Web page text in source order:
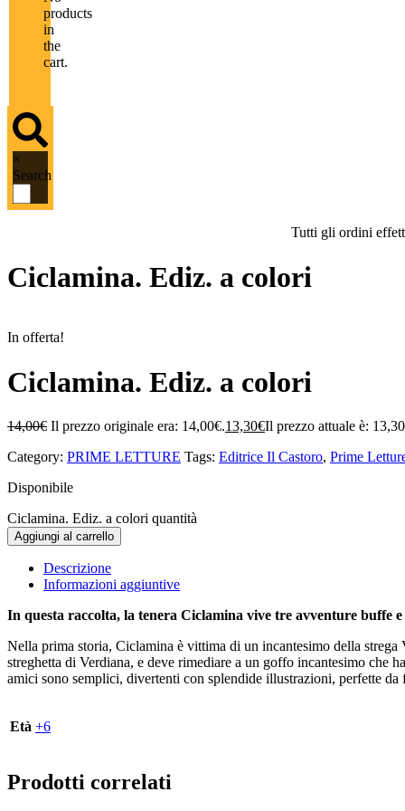
products
in
the
cart.
×
Search
Tutti gli ordini
Ciclamina. Ediz. a colori
In offerta!
Ciclamina. Ediz. a colori
14,00€ Il prezzo originale era: 14,00€.13,30€Il prezzo attuale è:
Category: PRIME LETTURE Tags: Editrice Il Castoro, Prime
Disponibile
Ciclamina. Ediz. a colori quantità
Aggiungi al carrello
Descrizione
Informazioni aggiuntive
In questa raccolta, la tenera Ciclamina vive tre avventure buffe e
Nella prima storia, Ciclamina è vittima di un incantesimo della strega
streghetta di Verdiana, e deve rimediare a un goffo incantesimo che
amici sono semplici, divertenti con splendide illustrazioni, perfette
Età +6
Prodotti correlati